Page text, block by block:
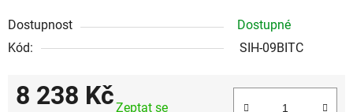
Dostupnost
Dostupné
Kód:
SIH-09BITC
8 238 KčZeptat se